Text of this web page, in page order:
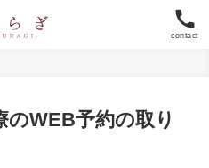
contact
のWEB予約の取り